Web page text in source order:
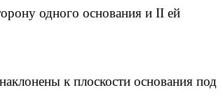
одного основания и II ей
к плоскости основания под